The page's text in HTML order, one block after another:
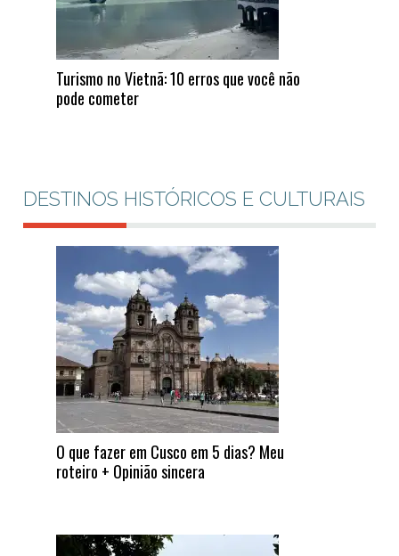
Turismo no Vietnã: 10 erros que você não
pode cometer
DESTINOS HISTÓRICOS E CULTURAIS
O que fazer em Cusco em 5 dias? Meu
roteiro + Opinião sincera